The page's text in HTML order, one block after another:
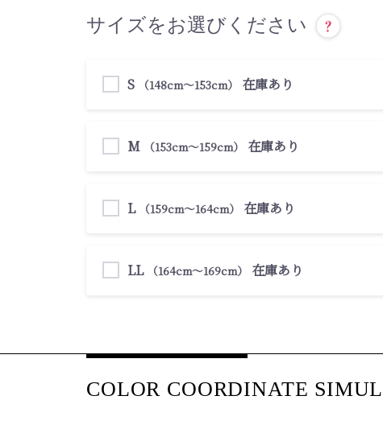
サイズをお選びください
S （148cm〜153cm） 在庫あり
M （153cm〜159cm） 在庫あり
L （159cm〜164cm） 在庫あり
LL （164cm〜169cm） 在庫あり